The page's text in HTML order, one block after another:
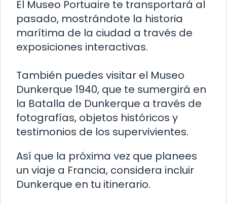
El Museo Portuaire te transportará al
pasado, mostrándote la historia
marítima de la ciudad a través de
exposiciones interactivas.
También puedes visitar el Museo
Dunkerque 1940, que te sumergirá en
la Batalla de Dunkerque a través de
fotografías, objetos históricos y
testimonios de los supervivientes.
Así que la próxima vez que planees
un viaje a Francia, considera incluir
Dunkerque en tu itinerario.